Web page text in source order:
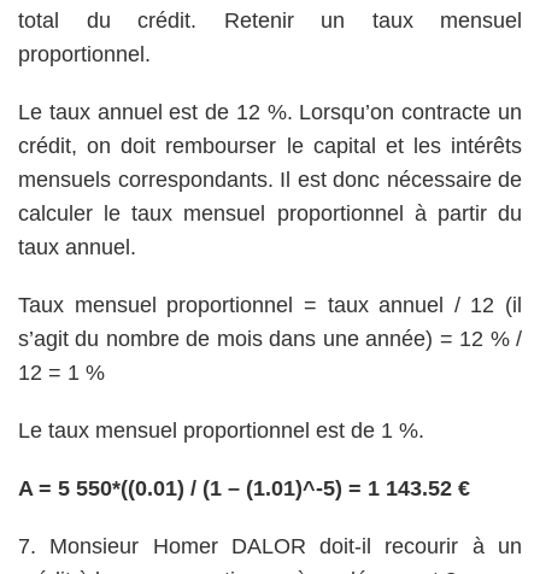
total du crédit. Retenir un taux mensuel
proportionnel.
Le taux annuel est de 12 %. Lorsqu’on contracte un
crédit, on doit rembourser le capital et les intérêts
mensuels correspondants. Il est donc nécessaire de
calculer le taux mensuel proportionnel à partir du
taux annuel.
Taux mensuel proportionnel = taux annuel / 12 (il
s’agit du nombre de mois dans une année) = 12 % /
12 = 1 %
Le taux mensuel proportionnel est de 1 %.
A = 5 550*((0.01) / (1 – (1.01)^-5) = 1 143.52 €
7. Monsieur Homer DALOR doit-il recourir à un